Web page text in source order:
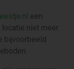
een
niet meer
bijvoorbeeld